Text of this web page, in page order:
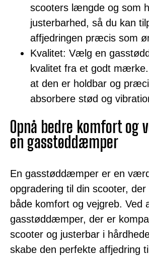
scooters længde og som
justerbarhed, så du kan
affjedringen præcis som
Kvalitet: Vælg en
kvalitet fra et godt
at den er holdbar og
absorbere stød og
Opnå bedre komfort og
en gasstøddæmper
En gasstøddæmper er en
opgradering til din scooter,
både komfort og vejgreb. Ved
gasstøddæmper, der er
scooter og justerbar i
skabe den perfekte affjedring